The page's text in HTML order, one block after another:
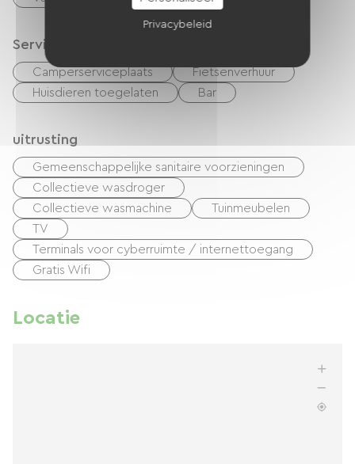
Services
Camperserviceplaats
Fietsenverhuur
Huisdieren toegelaten
Bar
uitrusting
Gemeenschappelijke sanitaire voorzieningen
Collectieve wasdroger
Collectieve wasmachine
Tuinmeubelen
TV
Terminals voor cyberruimte / internettoegang
Gratis Wifi
Locatie
Privacybeleid